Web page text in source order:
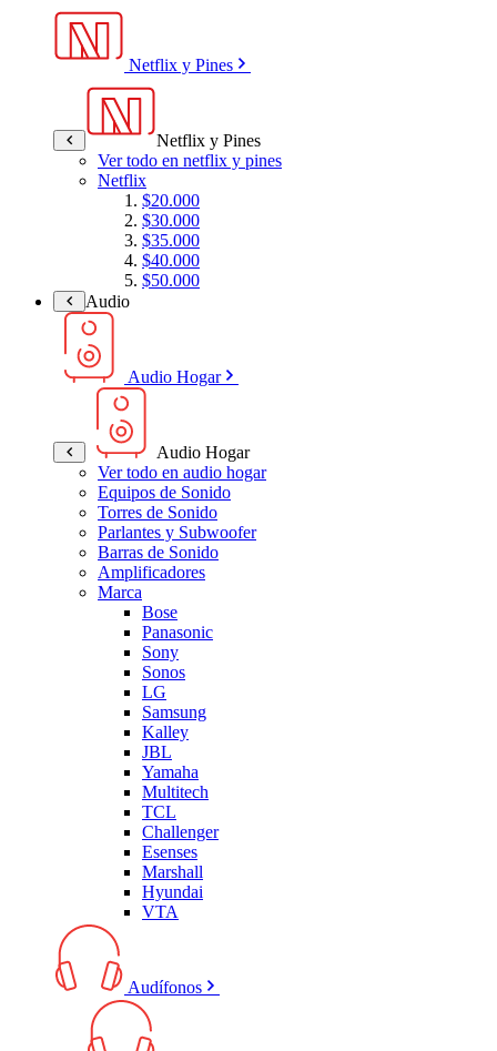
Netflix y Pines
Netflix y Pines
Ver todo en netflix y pines
Netflix
$20.000
$30.000
$35.000
$40.000
$50.000
Audio
Audio Hogar
Audio Hogar
Ver todo en audio hogar
Equipos de Sonido
Torres de Sonido
Parlantes y Subwoofer
Barras de Sonido
Amplificadores
Marca
Bose
Panasonic
Sony
Sonos
LG
Samsung
Kalley
JBL
Yamaha
Multitech
TCL
Challenger
Esenses
Marshall
Hyundai
VTA
Audífonos